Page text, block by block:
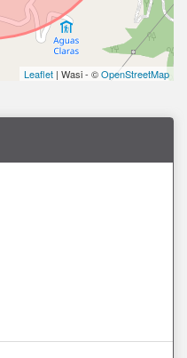
Leaflet | Wasi - ©OpenStreetMap